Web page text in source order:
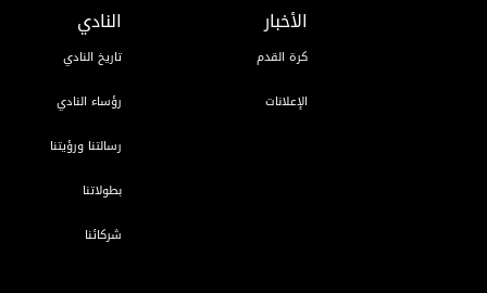
الأخبار
كرة القدم
الإعلانات
النادي
تاريخ النادي
رؤساء النادي
رسالتنا ورؤيتنا
بطولاتنا
شركائنا